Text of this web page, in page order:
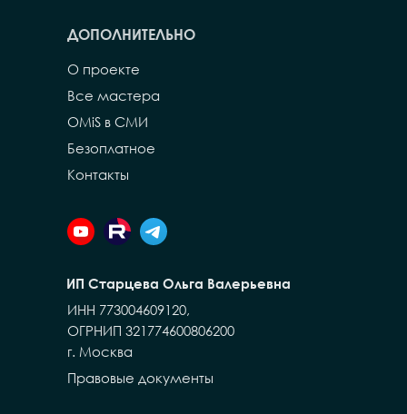
О проекте
Безоплатное
Контакты
ДОПОЛНИТЕЛЬНО
OMiS в СМИ
Правовые документы
ИНН 773004609120,
ОГРНИП 321774600806200
г. Москва
ИП Старцева Ольга Валерьевна
Все мастера